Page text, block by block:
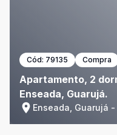
Cód: 79135 Compra
Apartamento, 2
Enseada, Guarujá.
Enseada, Guarujá -